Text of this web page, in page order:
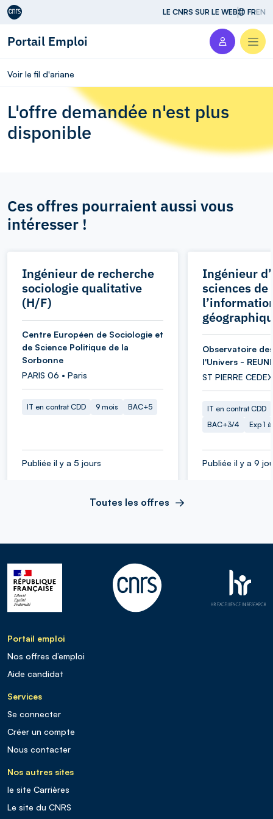
Aller au contenu LE CNRS SUR LE WEB FREN
Portail Emploi
Voir le fil d'ariane
L'offre demandée n'est plus
disponible
Ces offres pourraient aussi vous
intéresser !
Ingénieur de recherche
sociologie qualitative
(H/F)
Centre Européen de Sociologie et
de Science Politique de la
Sorbonne
PARIS 06 • Paris
IT en contrat CDD 9 mois BAC+5
Publiée il y a 5 jours
Ingénieur
sciences de
Observatoire
l'Univers -
ST PIERRE
IT en contrat CDD
BAC+3/4
Exp 1
Publiée il y a 9
Toutes les offres
Portail emploi
Nos offres d’emploi
Aide candidat
Services
Se connecter
Créer un compte
Nous contacter
Nos autres sites
le site Carrières
Le site du CNRS